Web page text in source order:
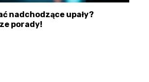
nadchodzące upały?
porady!